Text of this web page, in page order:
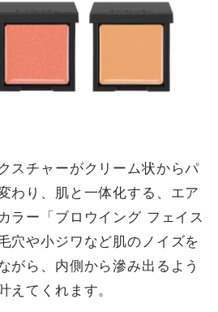
スチャーがクリーム状からパ
わり、肌と一体化する、エア
ラー「ブロウイング フェイス
穴や小ジワなど肌のノイズを
がら、内側から滲み出るよう
えてくれます。